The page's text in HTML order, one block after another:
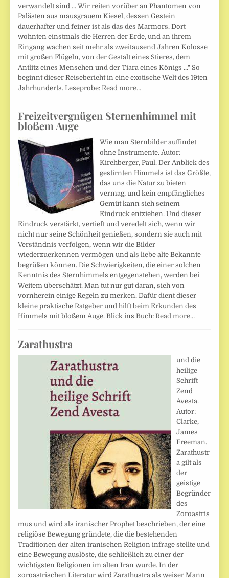
verwandelt sind ... Wir reiten vorüber an Phantomen von
Palästen aus mausgrauem Kiesel, dessen Gestein
dauerhafter und feiner ist als das des Marmors. Dort
wohnten einstmals die Herren der Erde, und an ihrem
Eingang wachen seit mehr als zweitausend Jahren Kolosse
mit großen Flügeln, von der Gestalt eines Stieres, dem
Antlitz eines Menschen und der Tiara eines Königs ..." So
beginnt dieser Reisebericht in eine exotische Welt des 19ten
Jahrhunderts. Leseprobe: Read more…
Freizeitvergnügen Sternenhimmel mit
bloßem Auge
Wie man Sternbilder auffindet
ohne Instrumente. Autor:
Kirchberger, Paul. Der Anblick des
gestirnten Himmels ist das Größte,
das uns die Natur zu bieten
vermag, und kein empfängliches
Gemüt kann sich seinem
Eindruck entziehen. Und dieser
Eindruck verstärkt, vertieft und veredelt sich, wenn wir
nicht nur seine Schönheit genießen, sondern sie auch mit
Verständnis verfolgen, wenn wir die Bilder
wiederzuerkennen vermögen und als liebe alte Bekannte
begrüßen können. Die Schwierigkeiten, die einer solchen
Kenntnis des Sternhimmels entgegenstehen, werden bei
Weitem überschätzt. Man tut nur gut daran, sich von
vornherein einige Regeln zu merken. Dafür dient dieser
kleine praktische Ratgeber und hilft beim Erkunden des
Himmels mit bloßem Auge. Blick ins Buch:Read more…
Zarathustra
und die
heilige
Schrift
Zend
Avesta.
Autor:
Clarke,
James
Freeman.
Zarathustr
a gilt als
der
geistige
Begründer
des
Zoroastris
mus und wird als iranischer Prophet beschrieben, der eine
religiöse Bewegung gründete, die die bestehenden
Traditionen der alten iranischen Religion infrage stellte und
eine Bewegung auslöste, die schließlich zu einer der
wichtigsten Religionen im alten Iran wurde. In der
zoroastrischen Literatur wird Zarathustra als weiser Mann